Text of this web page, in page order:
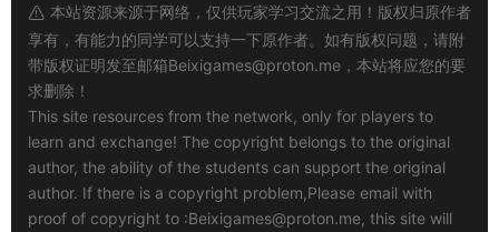
本站资源来源于网络，仅供玩家学习交流之用！版权归原作者
享有，有能力的同学可以支持一下原作者。如有版权问题，请附
带版权证明发至邮箱Beixigames@proton.me ，本站将应您的要
求删除！
This site resources from the network, only for players to
learn and exchange! The copyright belongs to the original
author, the ability of the students can support the original
author. If there is a copyright problem,Please email with
proof of copyright to :Beixigames@proton.me, this site will